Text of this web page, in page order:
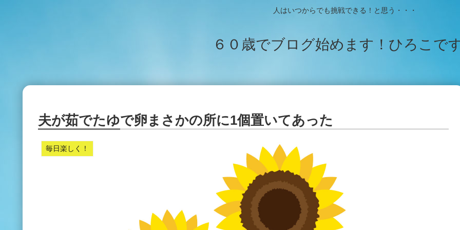
人はいつからでも挑戦できる！と思う・・・
６０歳でブログ始めます！ひろこで
夫が茹でたゆで卵まさかの所に1個置いてあった
毎日楽しく！